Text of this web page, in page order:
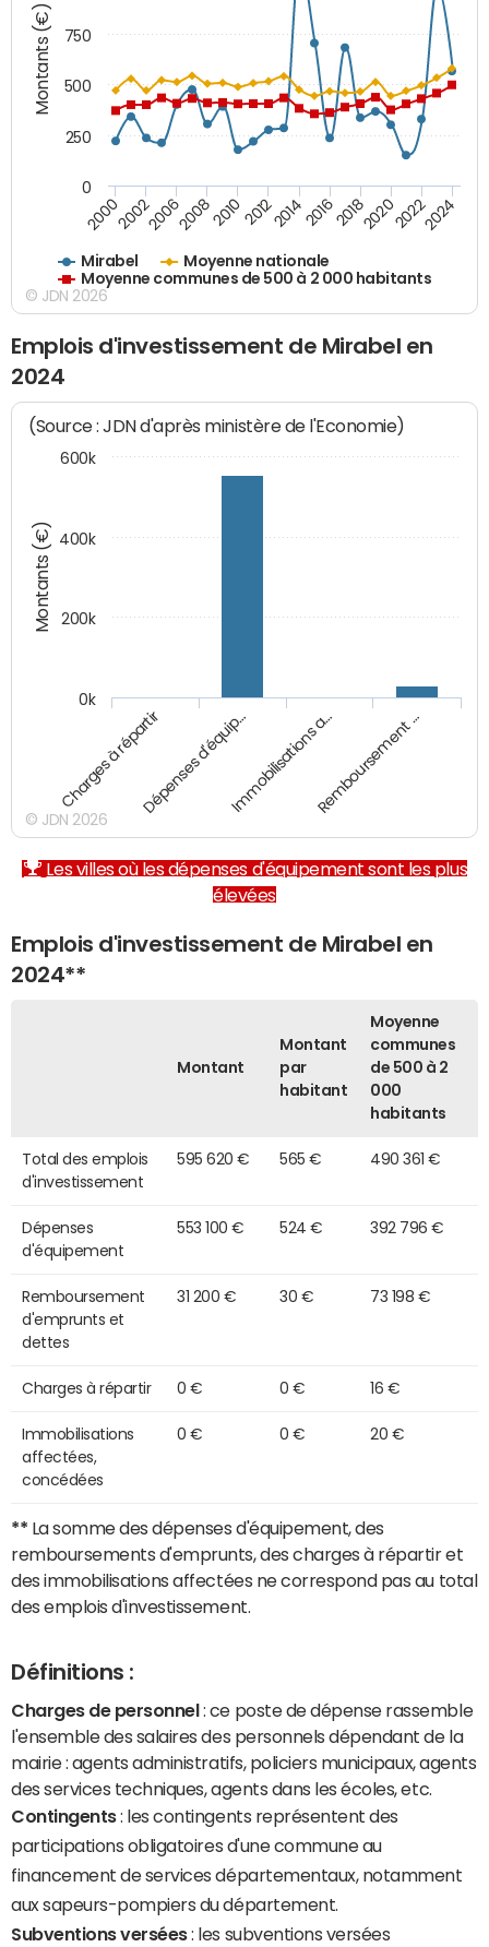
Montants (€)
Mirabel
Moyenne nationale
Moyenne communes de 500 à 2 000 habitants
200020022006200820102012201420162018202020222024
0
250
500
750
© JDN 2026
Emplois d'investissement de Mirabel en
2024
Montants (€)
(Source : JDN d'après ministère de l'Economie)
Charges à répartirDépenses d'équip…Immobilisations a…Remboursement …
0k
200k
400k
600k
© JDN 2026
Les villes où les dépenses d'équipement sont les plus
élevées
Emplois d'investissement de Mirabel en
2024**
Montant
Montant
par
habitant
Moyenne
communes
de 500 à 2
000
habitants
Total des emplois
d'investissement
595 620 € 565 € 490 361 €
Dépenses
d'équipement
553 100 € 524 € 392 796 €
Remboursement
d'emprunts et
dettes
31 200 € 30 € 73 198 €
Charges à répartir 0 € 0 € 16 €
Immobilisations
affectées,
concédées
0 € 0 € 20 €
** La somme des dépenses d'équipement, des
remboursements d'emprunts, des charges à répartir et
des immobilisations affectées ne correspond pas au total
des emplois d'investissement.
Définitions :
Charges de personnel : ce poste de dépense rassemble
l'ensemble des salaires des personnels dépendant de la
mairie : agents administratifs, policiers municipaux, agents
des services techniques, agents dans les écoles, etc.
Contingents: les contingents représentent des
participations obligatoires d'une commune au
financement de services départementaux, notamment
aux sapeurs-pompiers du département.
Subventions versées: les subventions versées